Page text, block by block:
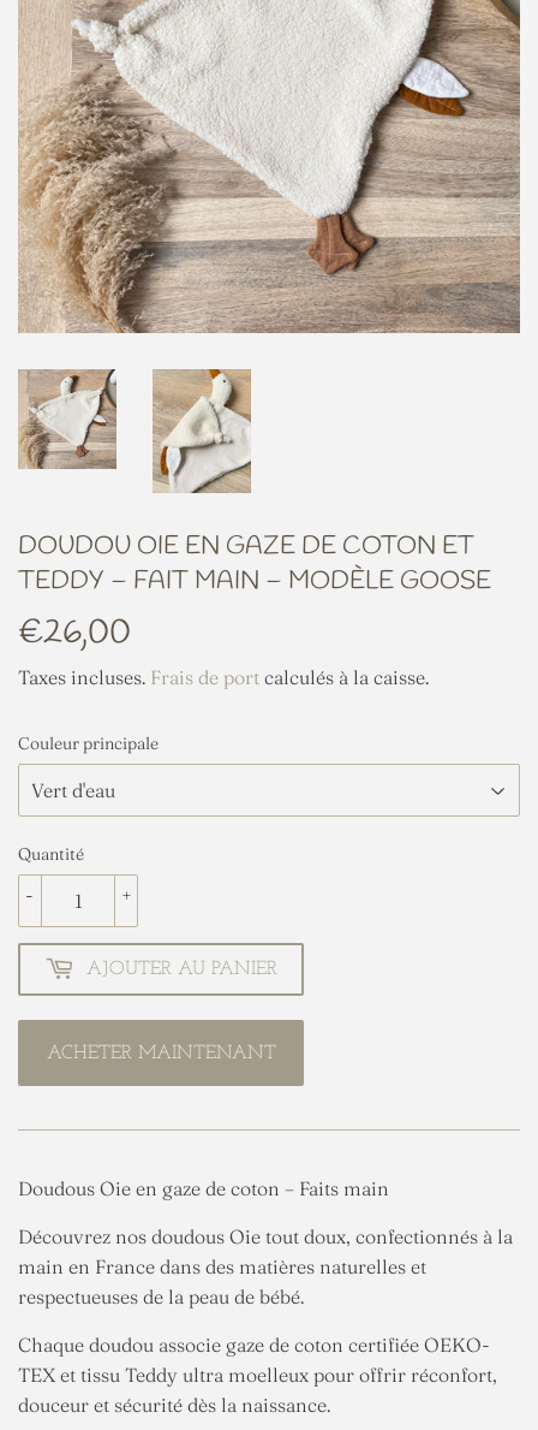
DOUDOU OIE EN GAZE DE COTON ET
TEDDY – FAIT MAIN – MODÈLE GOOSE
€26,00
Taxes incluses. Frais de port calculés à la caisse.
Couleur principale
Quantité
+
-
AJOUTER AU PANIER
ACHETER MAINTENANT
Doudous Oie en gaze de coton – Faits main
Découvrez nos doudous Oie tout doux, confectionnés à la
main en France dans des matières naturelles et
respectueuses de la peau de bébé.
Chaque doudou associe gaze de coton certifiée OEKO-
TEX et tissu Teddy ultra moelleux pour offrir réconfort,
douceur et sécurité dès la naissance.